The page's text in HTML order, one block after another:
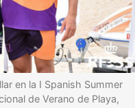
en la I Spanish Summer
de Verano de Playa,